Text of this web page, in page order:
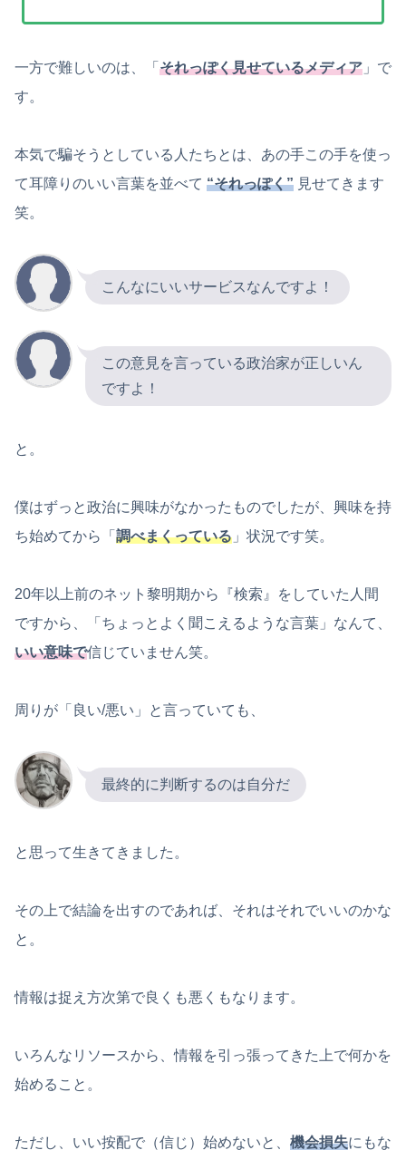
一方で難しいのは、「 それっぽく見せているメディア 」で
す。
本気で騙そうとしている人たちとは、あの手この手を使っ
て耳障りのいい言葉を並べて “それっぽく” 見せてきます
笑。
こんなにいいサービスなんですよ！
この意見を言っている政治家が正しいん
ですよ！
と。
僕はずっと政治に興味がなかったものでしたが、興味を持
ち始めてから「 調べまくっている 」状況です笑。
20年以上前のネット黎明期から『検索』をしていた人間
ですから、「ちょっとよく聞こえるような言葉」なんて、
いい意味で信じていません笑。
周りが「良い/悪い」と言っていても、
最終的に判断するのは自分だ
と思って生きてきました。
その上で結論を出すのであれば、それはそれでいいのかな
と。
情報は捉え方次第で良くも悪くもなります。
いろんなリソースから、情報を引っ張ってきた上で何かを
始めること。
ただし、いい按配で（信じ）始めないと、 機会損失にもな